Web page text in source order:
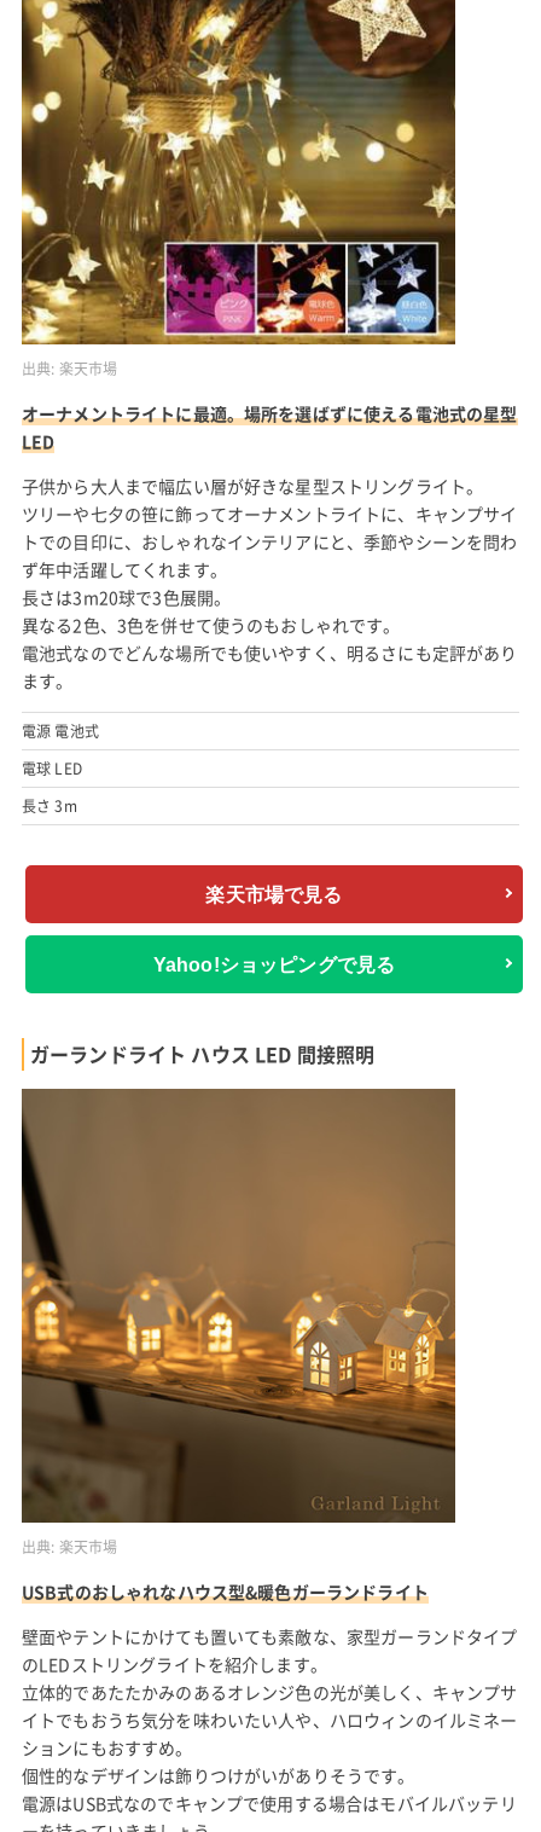
出典: 楽天市場
オーナメントライトに最適。場所を選ばずに使える電池式の星型
LED
子供から大人まで幅広い層が好きな星型ストリングライト。
ツリーや七夕の笹に飾ってオーナメントライトに、キャンプサイ
トでの目印に、おしゃれなインテリアにと、季節やシーンを問わ
ず年中活躍してくれます。
長さは3m20球で3色展開。
異なる2色、3色を併せて使うのもおしゃれです。
電池式なのでどんな場所でも使いやすく、明るさにも定評があり
ます。
電源 電池式
電球 LED
長さ 3m
楽天市場で見る
Yahoo!ショッピングで見る
ガーランドライト ハウス LED 間接照明
出典: 楽天市場
USB式のおしゃれなハウス型&暖色ガーランドライト
壁面やテントにかけても置いても素敵な、家型ガーランドタイプ
のLEDストリングライトを紹介します。
立体的であたたかみのあるオレンジ色の光が美しく、キャンプサ
イトでもおうち気分を味わいたい人や、ハロウィンのイルミネー
ションにもおすすめ。
個性的なデザインは飾りつけがいがありそうです。
電源はUSB式なのでキャンプで使用する場合はモバイルバッテリ